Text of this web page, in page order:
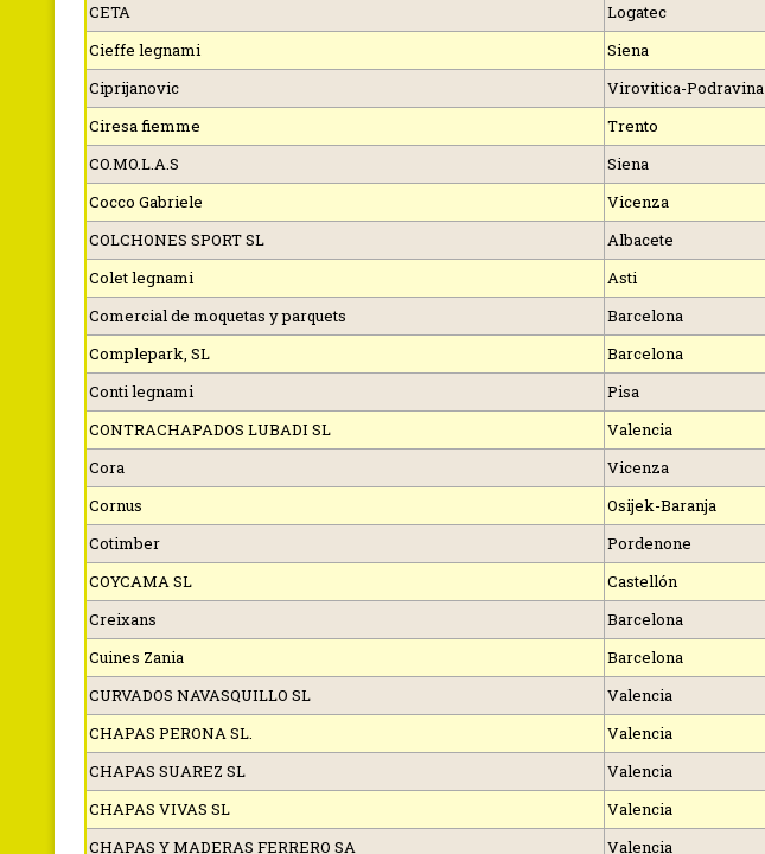
CETA
Logatec
Cieffe legnami
Siena
Ciprijanovic
Virovitica-Podravina
Ciresa fiemme
Trento
CO.MO.L.A.S
Siena
Cocco Gabriele
Vicenza
COLCHONES SPORT SL
Albacete
Colet legnami
Asti
Comercial de moquetas y parquets
Barcelona
Complepark, SL
Barcelona
Conti legnami
Pisa
CONTRACHAPADOS LUBADI SL
Valencia
Cora
Vicenza
Cornus
Osijek-Baranja
Cotimber
Pordenone
COYCAMA SL
Castellón
Creixans
Barcelona
Cuines Zania
Barcelona
CURVADOS NAVASQUILLO SL
Valencia
CHAPAS PERONA SL.
Valencia
CHAPAS SUAREZ SL
Valencia
CHAPAS VIVAS SL
Valencia
CHAPAS Y MADERAS FERRERO SA
Valencia